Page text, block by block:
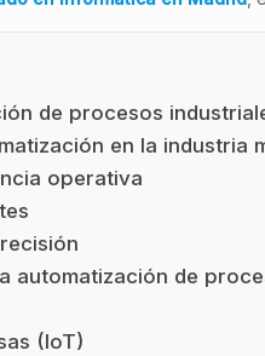
de procesos
en la industria
operativa
automatización de
(IoT)